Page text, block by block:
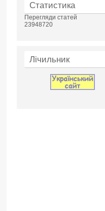
Статистика
Перегляди статей
23948720
Лічильник